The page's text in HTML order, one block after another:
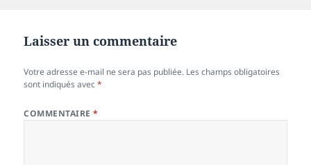
Laisser un commentaire
Votre adresse e-mail ne sera pas publiée. Les champs obligatoires
sont indiqués avec*
COMMENTAIRE*